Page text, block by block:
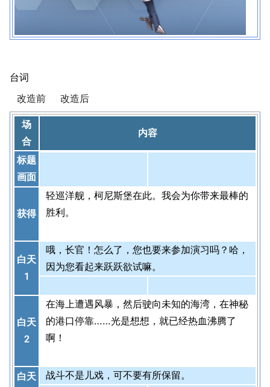
台词
改造前 改造后
场
合
内容
标题
画面
获得
轻巡洋舰，柯尼斯堡在此。我会为你带来最棒的
胜利。
白天
1
哦，长官！怎么了，您也要来参加演习吗？哈，
因为您看起来跃跃欲试嘛。
白天
2
在海上遭遇风暴，然后驶向未知的海湾，在神秘
的港口停靠……光是想想，就已经热血沸腾了
啊！
白天 战斗不是儿戏，可不要有所保留。